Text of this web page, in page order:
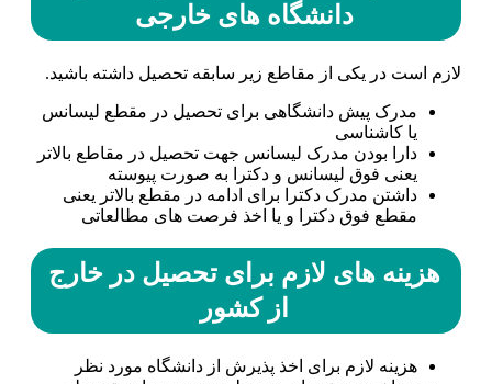
دانشگاه های خارجی
لازم است در یکی از مقاطع زیر سابقه تحصیل داشته باشید.
مدرک پیش دانشگاهی برای تحصیل در مقطع لیسانس
یا کاشناسی
دارا بودن مدرک لیسانس جهت تحصیل در مقاطع بالاتر
یعنی فوق لیسانس و دکترا به صورت پیوسته
داشتن مدرک دکترا برای ادامه در مقطع بالاتر یعنی
مقطع فوق دکترا و یا اخذ فرصت های مطالعاتی
هزینه های لازم برای تحصیل در خارج
از کشور
هزینه لازم برای اخذ پذیرش از دانشگاه مورد نظر